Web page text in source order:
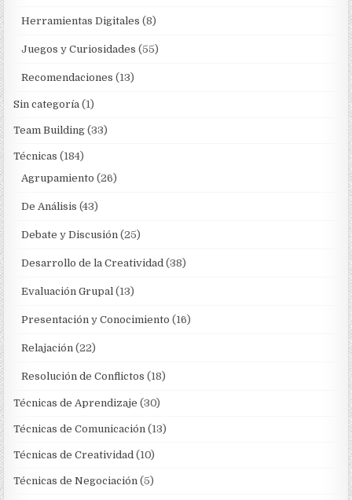
Herramientas Digitales (8)
Juegos y Curiosidades (55)
Recomendaciones (13)
Sin categoría (1)
Team Building (33)
Técnicas (184)
Agrupamiento (26)
De Análisis (43)
Debate y Discusión (25)
Desarrollo de la Creatividad (38)
Evaluación Grupal (13)
Presentación y Conocimiento (16)
Relajación (22)
Resolución de Conflictos (18)
Técnicas de Aprendizaje (30)
Técnicas de Comunicación (13)
Técnicas de Creatividad (10)
Técnicas de Negociación (5)